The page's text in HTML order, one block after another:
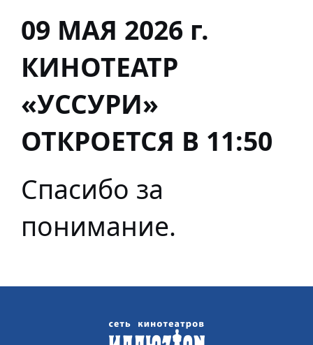
09 МАЯ 2026 г.
КИНОТЕАТР
«УССУРИ»
ОТКРОЕТСЯ В 11:50
Спасибо за
понимание.